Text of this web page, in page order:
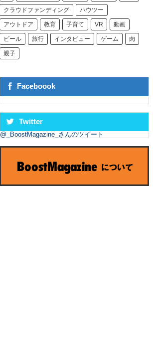
クラウドファンディング ハウツー
アウトドア 教育 子育て VR 動画
ビール 旅行 インタビュー ゲーム 肉
親子
Faceboook
Twitter
@_BoostMagazine_さんのツイート